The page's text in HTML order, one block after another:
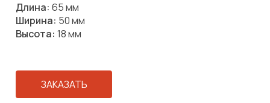
Длина:65 мм
Ширина: 50 мм
Высота: 18 мм
ЗАКАЗАТЬ